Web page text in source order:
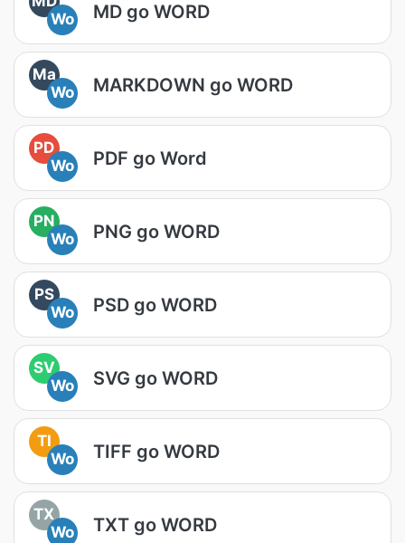
Wo
MD go WORD
Ma
Wo
MARKDOWN go WORD
PD
Wo
PDF go Word
PN
Wo
PNG go WORD
PS
Wo
PSD go WORD
SV
Wo
SVG go WORD
TI
Wo
TIFF go WORD
TX
Wo
TXT go WORD